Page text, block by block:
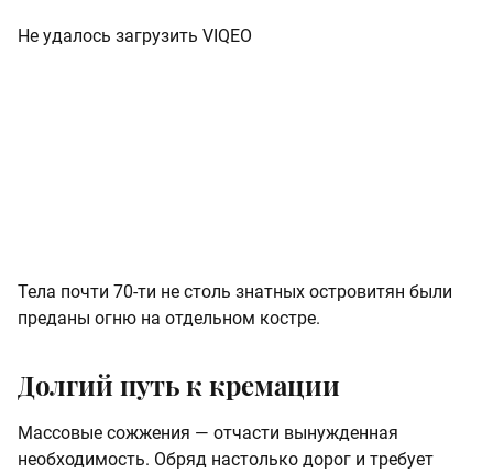
Не удалось загрузить VIQEO
Тела почти 70-ти не столь знатных островитян были
преданы огню на отдельном костре.
Долгий путь к кремации
Массовые сожжения — отчасти вынужденная
необходимость. Обряд настолько дорог и требует